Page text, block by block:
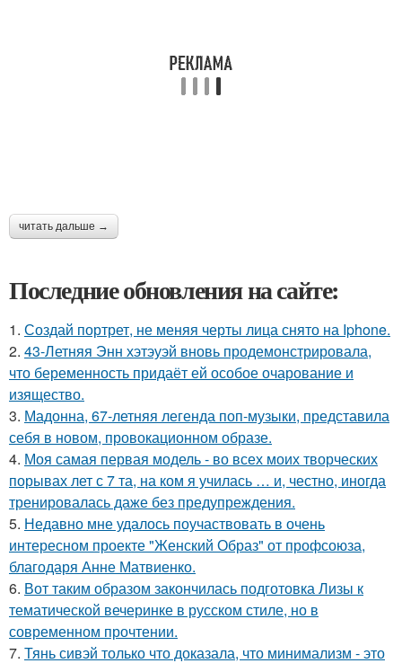
читать дальше →
Последние обновления на сайте:
1. Создай портрет, не меняя черты лица снято на Iphone.
2. 43-Летняя Энн хэтэуэй вновь продемонстрировала,
что беременность придаёт ей особое очарование и
изящество.
3. Мадонна, 67-летняя легенда поп-музыки, представила
себя в новом, провокационном образе.
4. Моя самая первая модель - во всех моих творческих
порывах лет с 7 та, на ком я училась … и, честно, иногда
тренировалась даже без предупреждения.
5. Недавно мне удалось поучаствовать в очень
интересном проекте "Женский Образ" от профсоюза,
благодаря Анне Матвиенко.
6. Вот таким образом закончилась подготовка Лизы к
тематической вечеринке в русском стиле, но в
современном прочтении.
7. Тянь сивэй только что доказала, что минимализм - это